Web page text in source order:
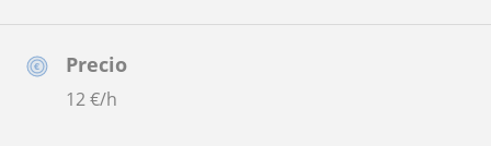
Precio
12€/h